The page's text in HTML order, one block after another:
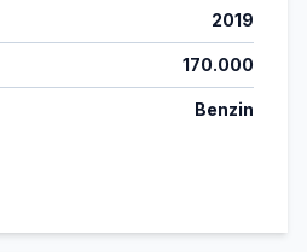
2019
170.000
Benzin